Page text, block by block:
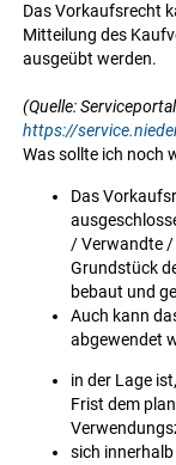
Das Vorkaufsrecht
Mitteilung des
ausgeübt werden.
(Quelle:
https://
Was sollte ich noch
Das
/ Verwandte /
Grundstück
bebaut und
Auch kann
abgewendet
in der Lage
Frist dem
sich